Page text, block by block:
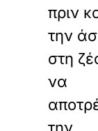
πριν
την
στη
να